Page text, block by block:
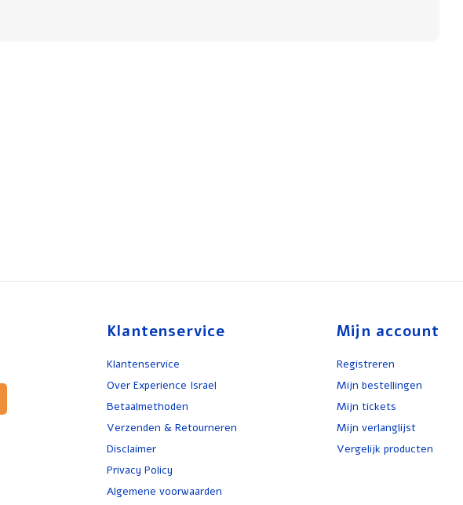
Klantenservice
Klantenservice
Over Experience Israel
Betaalmethoden
Verzenden & Retourneren
Disclaimer
Privacy Policy
Algemene voorwaarden
Mijn account
Registreren
Mijn bestellingen
Mijn tickets
Mijn verlanglijst
Vergelijk producten